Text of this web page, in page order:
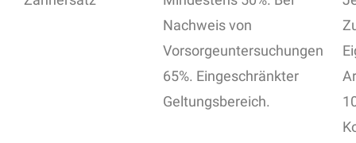
Nachweis von
Vorsorgeuntersuchungen
65%. Eingeschränkter
Geltungsbereich.